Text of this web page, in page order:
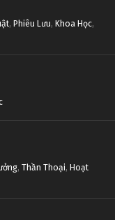
Tập 675
Tập 674
Tập 673
Tập 672
611
610
609
, Phiêu Lưu, Khoa Học,
, Thần Thoại, Hoạt